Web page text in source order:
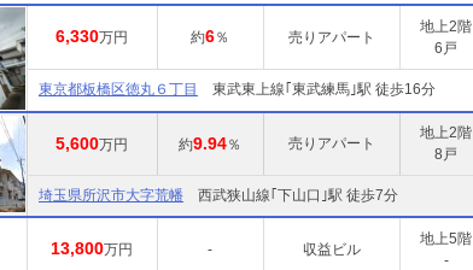
6,330万円 約6％ 売りアパート
地上2階
6戸
東京都板橋区徳丸６丁目 東武東上線｢東武練馬｣駅 徒歩16分
5,600万円 約9.94％ 売りアパート
地上2階
8戸
埼玉県所沢市大字荒幡 西武狭山線｢下山口｣駅 徒歩7分
13,800万円 - 収益ビル
地上5階
-